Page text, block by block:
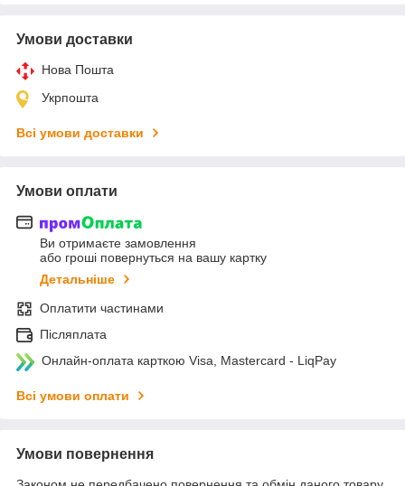
Умови доставки
Нова Пошта
Укрпошта
Всі умови доставки
Умови оплати
Ви отримаєте замовлення
або гроші повернуться на вашу картку
Детальніше
Оплатити частинами
Післяплата
Онлайн-оплата карткою Visa, Mastercard - LiqPay
Всі умови оплати
Умови повернення